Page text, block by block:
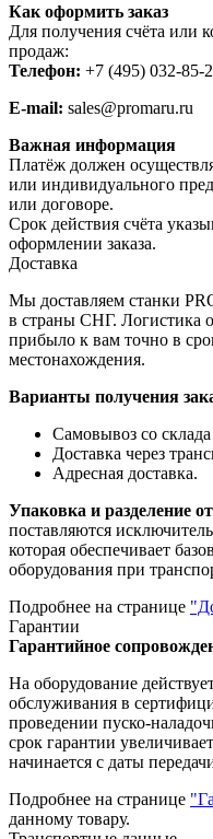
Как оформить заказ
Для получения счёта или
продаж:
Телефон: +7 (495) 032-85-
E-mail: sales@promaru.ru
Важная информация
Платёж должен
или индивидуального
или договоре.
Срок действия счёта
оформлении заказа.
Доставка
Мы доставляем станки
в страны СНГ. Логистика
прибыло к вам точно в
местонахождения.
Варианты получения
Самовывоз со
Доставка через
Адресная доставка.
Упаковка и разделение
поставляются
которая обеспечивает
оборудования при
Подробнее на странице
Гарантии
Гарантийное
На оборудование
обслуживания в
проведении пуско-
срок гарантии
начинается с даты
Подробнее на странице
данному товару.